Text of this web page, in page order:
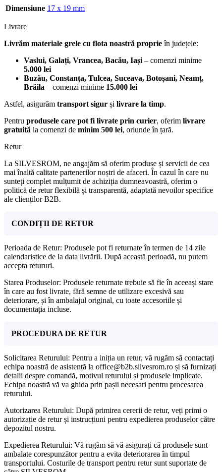
Dimensiune 17 x 19 mm
Livrare
Livrăm materiale grele cu flota noastră proprieîn județele:
Vaslui, Galați, Vrancea, Bacău, Iași– comenzi minime
5.000 lei
Buzău, Constanța, Tulcea, Suceava, Botoșani, Neamț,
Brăila – comenzi minime 15.000 lei
Astfel, asigurăm transport sigur și livrare la timp.
Pentru produsele care pot fi livrate prin curier, oferim livrare
gratuită la comenzi de minim 500 lei, oriunde în țară.
Retur
La SILVESROM, ne angajăm să oferim produse și servicii de cea
mai înaltă calitate partenerilor noștri de afaceri. În cazul în care nu
sunteți complet mulțumit de achiziția dumneavoastră, oferim o
politică de retur flexibilă și transparentă, adaptată nevoilor specifice
ale clienților B2B.
CONDIȚII DE RETUR
Perioada de Retur: Produsele pot fi returnate în termen de 14 zile
calendaristice de la data livrării. După această perioadă, nu putem
accepta retururi.
Starea Produselor: Produsele returnate trebuie să fie în aceeași stare
în care au fost livrate, fără semne de utilizare excesivă sau
deteriorare, și în ambalajul original, cu toate accesoriile și
documentația incluse.
PROCEDURA DE RETUR
Solicitarea Returului: Pentru a iniția un retur, vă rugăm să contactați
echipa noastră de asistență la office@b2b.silvesrom.ro și să furnizați
detalii despre comandă, motivul returului și produsele implicate.
Echipa noastră vă va ghida prin pașii necesari pentru procesarea
returului.
Autorizarea Returului: După primirea cererii de retur, veți primi o
autorizație de retur și instrucțiuni pentru expedierea produselor către
depozitul nostru.
Expedierea Returului: Vă rugăm să vă asigurați că produsele sunt
ambalate corespunzător pentru a evita deteriorarea în timpul
transportului. Costurile de transport pentru retur sunt suportate de